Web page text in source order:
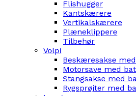
Flishugger
Kantskærere
Vertikalskærere
Plæneklippere
Tilbehør
Volpi
Beskæresakse
Motorsave med
Stangsakse med
Rygsprøjter med